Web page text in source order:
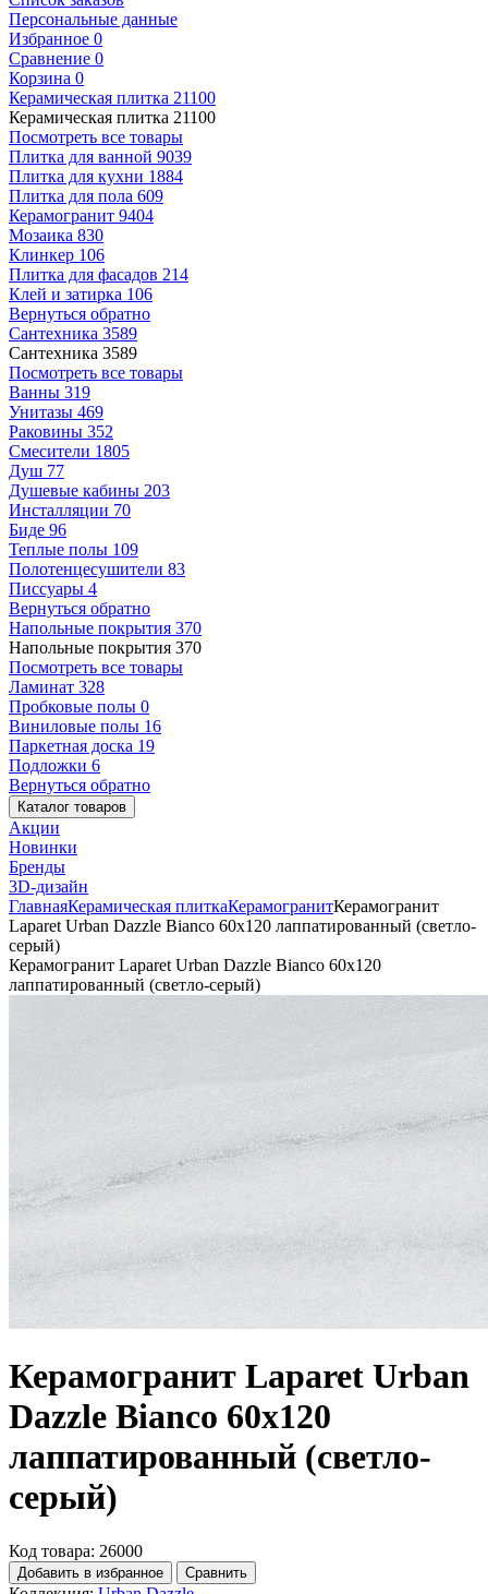
Персональные данные
Избранное 0
Сравнение 0
Корзина 0
Керамическая плитка 21100
Керамическая плитка 21100
Посмотреть все товары
Плитка для ванной 9039
Плитка для кухни 1884
Плитка для пола 609
Керамогранит 9404
Мозаика 830
Клинкер 106
Плитка для фасадов 214
Клей и затирка 106
Вернуться обратно
Сантехника 3589
Сантехника 3589
Посмотреть все товары
Ванны 319
Унитазы 469
Раковины 352
Смесители 1805
Душ 77
Душевые кабины 203
Инсталляции 70
Биде 96
Теплые полы 109
Полотенцесушители 83
Писсуары 4
Вернуться обратно
Напольные покрытия 370
Напольные покрытия 370
Посмотреть все товары
Ламинат 328
Пробковые полы 0
Виниловые полы 16
Паркетная доска 19
Подложки 6
Вернуться обратно
Каталог товаров
Акции
Новинки
Бренды
3D-дизайн
ГлавнаяКерамическая плиткаКерамогранитКерамогранит
Laparet Urban Dazzle Bianco 60x120 лаппатированный (светло-
серый)
Керамогранит Laparet Urban Dazzle Bianco 60x120
лаппатированный (светло-серый)
Керамогранит Laparet Urban
Dazzle Bianco 60x120
лаппатированный (светло-
серый)
Код товара: 26000
Добавить в избранное Сравнить